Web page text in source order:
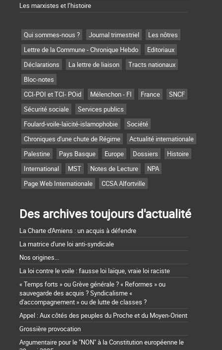
Les marxistes et l’histoire
Qui sommes-nous ? Journal trimestriel
Les nôtres
Lettre de la Commune - Chronique Hebdo
Editoriaux
Déclarations
La lettre de liaison
Tracts nationaux
Bloc-notes
CCI-POI et TCI- POid
Mélenchon - FI France
SNCF
Sécurité sociale
Services publics
Foulard-voile-laïcité-islamophobie
Société
Chroniques d'une chute de Régime
Actualité internationale
Palestine
Pays Basque Europe Dossiers
Histoire
International
MST Notes de Lecture
NPA
Page Web Internationale
CCSA Alfortville
Des archives toujours d'actualité
La Charte d'Amiens : un acquis à défendre
La matrice d'une loi anti-syndicale
Nos origines...
La loi contre le voile : fausse loi laïque, vraie loi raciste
« Temps forts » ou Grève générale ? « Reformes » ou
sauvegarde des acquis ? Syndicalisme «
d'accompagnement » ou de lutte de classes ?
Appel : Aux côtés des peuples du Proche et du Moyen-Orient
Grossière provocation
Argumentaire pour le "NON" à la Constitution européenne le